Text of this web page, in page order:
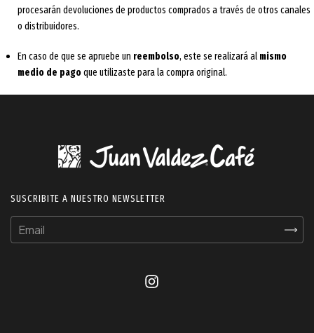
procesarán devoluciones de productos comprados a través de otros canales
o distribuidores.
En caso de que se apruebe un reembolso, este se realizará al mismo
medio de pagoque utilizaste para la compra original.
SUSCRIBITE A NUESTRO NEWSLETTER